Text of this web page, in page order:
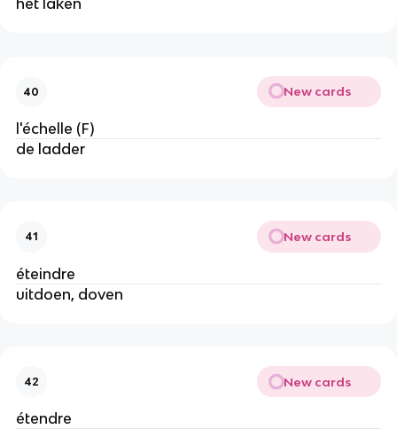
het laken
40 New cards
l'échelle (F)
de ladder
41 New cards
éteindre
uitdoen, doven
42 New cards
étendre